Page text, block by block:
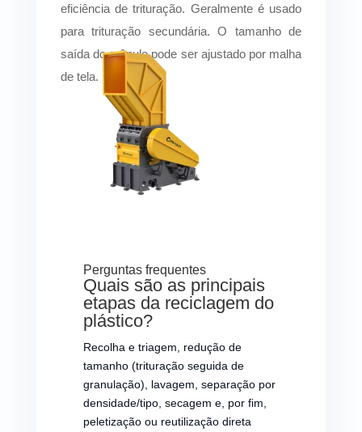
eficiência de trituração. Geralmente é usado
para trituração secundária. O tamanho de
saída do grânulo pode ser ajustado por malha
de tela.
Perguntas frequentes
Quais são as principais
etapas da reciclagem do
plástico?
Recolha e triagem, redução de
tamanho (trituração seguida de
granulação), lavagem, separação por
densidade/tipo, secagem e, por fim,
peletização ou reutilização direta